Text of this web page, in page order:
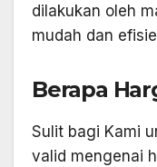
dilakukan oleh
mudah dan
Berapa
Sulit bagi Kami
valid mengenai